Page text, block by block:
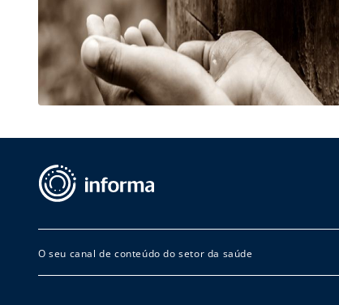
O seu canal de conteúdo do setor da saúde